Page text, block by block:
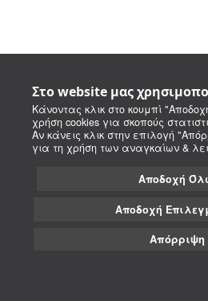
Στο website μας
Κάνοντας κλικ στο κουμπί
χρήση cookies για σκοπούς
Αν κάνεις κλικ στην επιλογή
για τη χρήση των αναγκαίων &
Αποδοχή
Αποδοχή
Απόρριψη